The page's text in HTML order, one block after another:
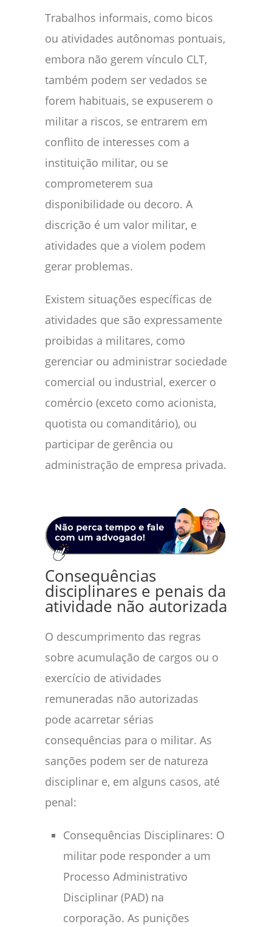
Trabalhos informais, como bicos
ou atividades autônomas pontuais,
embora não gerem vínculo CLT,
também podem ser vedados se
forem habituais, se expuserem o
militar a riscos, se entrarem em
conflito de interesses com a
instituição militar, ou se
comprometerem sua
disponibilidade ou decoro. A
discrição é um valor militar, e
atividades que a violem podem
gerar problemas.
Existem situações específicas de
atividades que são expressamente
proibidas a militares, como
gerenciar ou administrar sociedade
comercial ou industrial, exercer o
comércio (exceto como acionista,
quotista ou comanditário), ou
participar de gerência ou
administração de empresa privada.
Consequências
disciplinares e penais da
atividade não autorizada
O descumprimento das regras
sobre acumulação de cargos ou o
exercício de atividades
remuneradas não autorizadas
pode acarretar sérias
consequências para o militar. As
sanções podem ser de natureza
disciplinar e, em alguns casos, até
penal:
Consequências Disciplinares: O
militar pode responder a um
Processo Administrativo
Disciplinar (PAD) na
corporação. As punições